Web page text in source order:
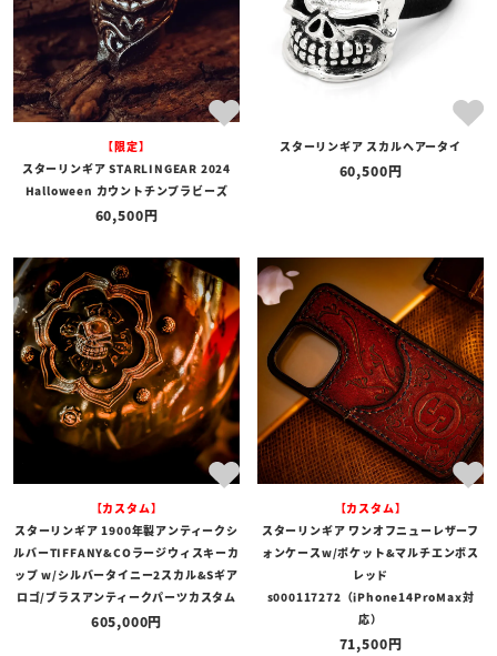
【限定】
スターリンギア STARLINGEAR 2024
Halloween カウントチンプラビーズ
60,500
スターリンギア スカルヘアータイ
60,500
【カスタム】
スターリンギア 1900年製アンティークシ
ルバーTIFFANY&COラージウィスキーカ
ップ w/シルバータイニー2スカル&Sギア
ロゴ/ブラスアンティークパーツカスタム
605,000
【カスタム】
スターリンギア ワンオフニューレザーフ
ォンケースw/ポケット&マルチエンボス
レッド
s000117272（iPhone14ProMax対
応）
71,500